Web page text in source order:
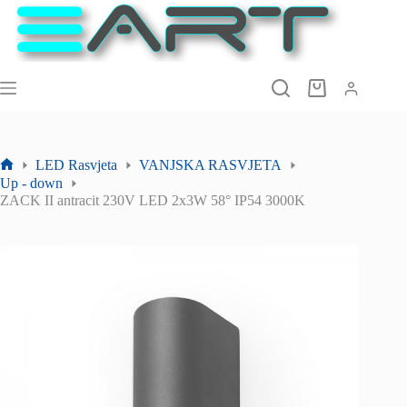
Preskoči
sadržaj
Košarica
Početna
stranica
LED Rasvjeta
VANJSKA RASVJETA
Up - down
ZACK II antracit 230V LED 2x3W 58° IP54 3000K